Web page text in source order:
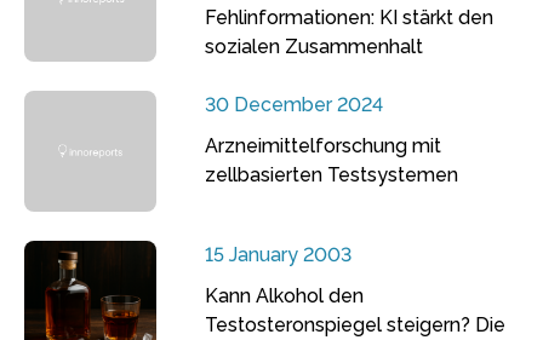
Fehlinformationen: KI stärkt den
sozialen Zusammenhalt
30 December 2024
Arzneimittelforschung mit
zellbasierten Testsystemen
15 January 2003
Kann Alkohol den
Testosteronspiegel steigern? Die